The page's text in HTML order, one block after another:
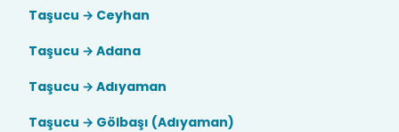
Taşucu → Ceyhan
Taşucu → Adana
Taşucu → Adıyaman
Taşucu → Gölbaşı (Adıyaman)